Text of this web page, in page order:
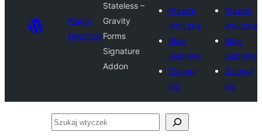
Plugin
Directory
Stateless –
Gravity
Forms
Signature
Addon
Prześlij
wtyczkę
Moje
ulubione
Zaloguj
się
Prześlij
wtyczkę
Moje
ulubione
Zaloguj
się
Szukaj